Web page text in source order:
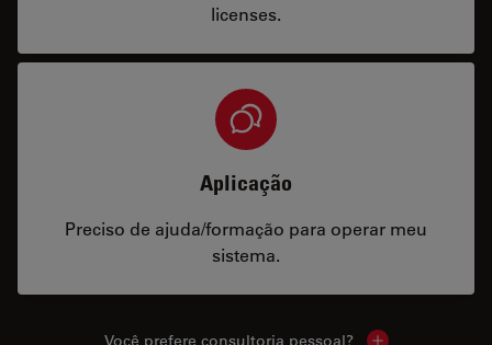
licenses.
Aplicação
Preciso de ajuda/formação para operar meu
sistema.
Você prefere consultoria pessoal?